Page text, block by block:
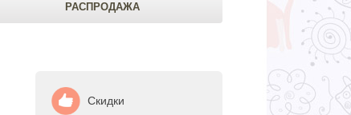
РАСПРОДАЖА
Скидки